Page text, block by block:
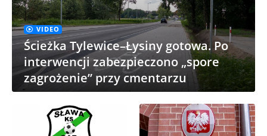
VIDEO
Ścieżka Tylewice–Łysiny gotowa. Po
interwencji zabezpieczono „spore
zagrożenie” przy cmentarzu